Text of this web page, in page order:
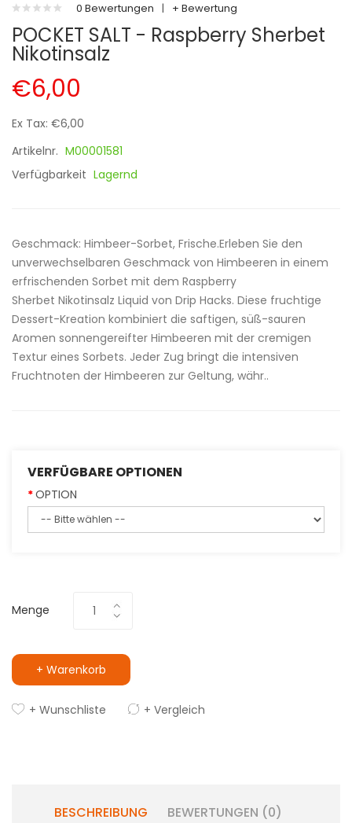
0 Bewertungen | + Bewertung
POCKET SALT - Raspberry Sherbet
Nikotinsalz
€6,00
Ex Tax: €6,00
Artikelnr. M00001581
Verfügbarkeit Lagernd
Geschmack: Himbeer-Sorbet, Frische.Erleben Sie den
unverwechselbaren Geschmack von Himbeeren in einem
erfrischenden Sorbet mit dem Raspberry
Sherbet Nikotinsalz Liquid von Drip Hacks. Diese fruchtige
Dessert-Kreation kombiniert die saftigen, süß-sauren
Aromen sonnengereifter Himbeeren mit der cremigen
Textur eines Sorbets. Jeder Zug bringt die intensiven
Fruchtnoten der Himbeeren zur Geltung, währ..
VERFÜGBARE OPTIONEN
OPTION
Menge
+ Warenkorb
+ Wunschliste + Vergleich
BESCHREIBUNG BEWERTUNGEN (0)